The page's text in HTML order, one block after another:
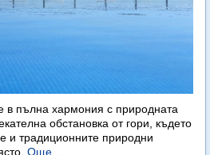
в пълна хармония с природната
обстановка от гори, където
и традиционните природни
Още...